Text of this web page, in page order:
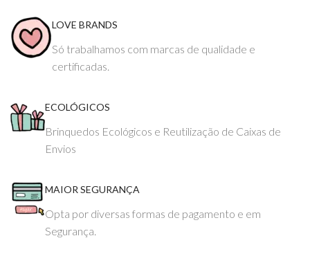
LOVE BRANDS
Só trabalhamos com marcas de qualidade e
certificadas.
ECOLÓGICOS
Brinquedos Ecológicos e Reutilização de Caixas de
Envios
MAIOR SEGURANÇA
Opta por diversas formas de pagamento e em
Segurança.